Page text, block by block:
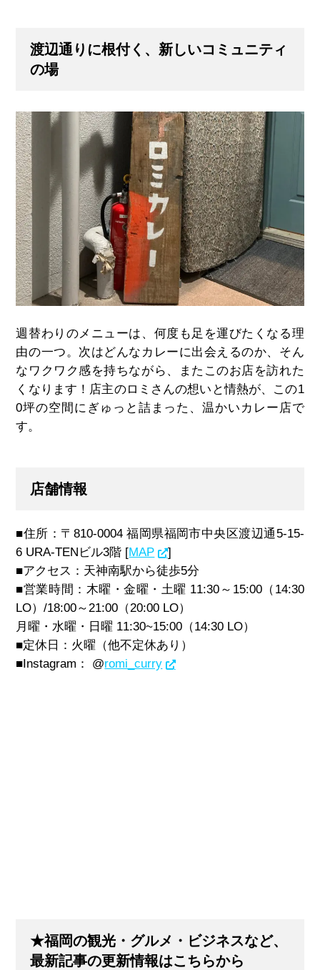
渡辺通りに根付く、新しいコミュニティ
の場
週替わりのメニューは、何度も足を運びたくなる理
由の一つ。次はどんなカレーに出会えるのか、そん
なワクワク感を持ちながら、またこのお店を訪れた
くなります！店主のロミさんの想いと情熱が、この1
0坪の空間にぎゅっと詰まった、温かいカレー店で
す。
店舗情報
■住所：〒810-0004福岡県福岡市中央区渡辺通5-15-
6 URA-TENビル3階 [MAP
]
■アクセス：天神南駅から徒歩5分
■営業時間：木曜・金曜・土曜 11:30～15:00（14:30
LO）/18:00～21:00（20:00 LO）
月曜・水曜・日曜 11:30~15:00（14:30 LO）
■定休日：火曜（他不定休あり）
■Instagram： @romi_curry
★福岡の観光・グルメ・ビジネスなど、
最新記事の更新情報はこちらから